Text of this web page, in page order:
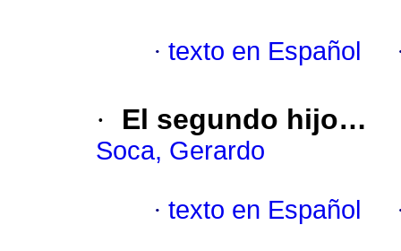
· texto en Español
· El segundo hijo…
Soca, Gerardo
· texto en Español